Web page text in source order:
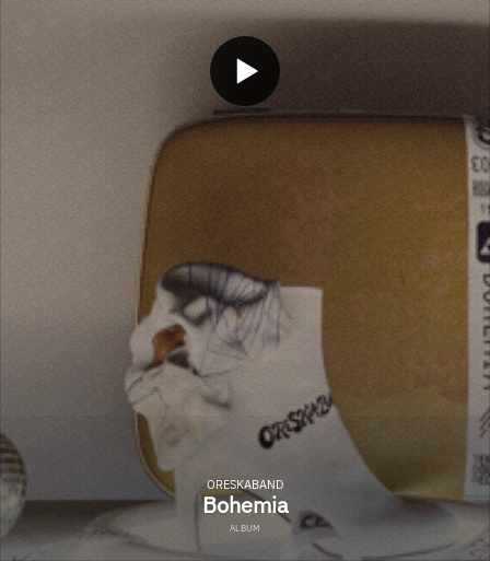
ORESKABAND
Bohemia
ALBUM